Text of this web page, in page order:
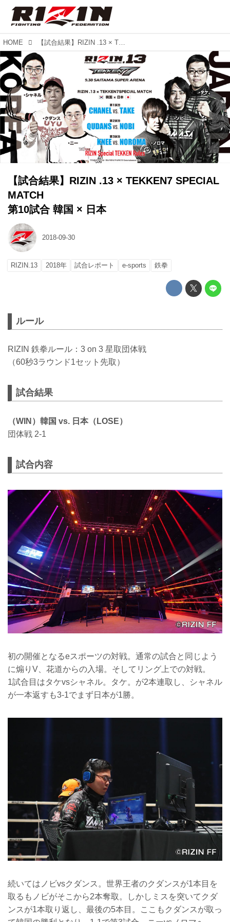
HOME 【試合結果】RIZIN .13 × TEKKEN7 SPECIAL MATCH 第10試合 韓国 × 日本
【試合結果】RIZIN .13 × TEKKEN7 SPECIAL
MATCH
第10試合 韓国 × 日本
2018-09-30
RIZIN.13 2018年 試合レポート e-sports 鉄拳
ルール
RIZIN 鉄拳ルール：3 on 3 星取団体戦
（60秒3ラウンド1セット先取）
試合結果
（WIN）韓国 vs. 日本（LOSE）
団体戦 2-1
試合内容
初の開催となるeスポーツの対戦。通常の試合と同じよう
に煽りV、花道からの入場。そしてリング上での対戦。
1試合目はタケvsシャネル。タケ。が2本連取し、シャネル
が一本返すも3-1でまず日本が1勝。
続いてはノビvsクダンス。世界王者のクダンスが1本目を
取るもノビがそこから2本奪取。しかしミスを突いてクダ
ンスが1本取り返し、最後の5本目。ここもクダンスが取っ